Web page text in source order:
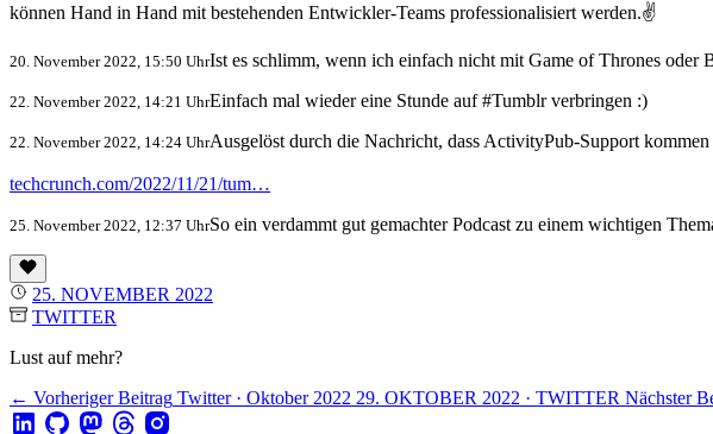
können Hand in Hand mit bestehenden Entwickler-Teams professionalisiert werden.✌️
20. November 2022, 15:50 UhrIst es schlimm, wenn ich einfach nicht mit Game of Thrones oder
22. November 2022, 14:21 UhrEinfach mal wieder eine Stunde auf #Tumblr verbringen :)
22. November 2022, 14:24 UhrAusgelöst durch die Nachricht, dass ActivityPub-Support
techcrunch.com/2022/11/21/tum…
25. November 2022, 12:37 UhrSo ein verdammt gut gemachter Podcast zu einem wichtigen
25. NOVEMBER 2022
TWITTER
Lust auf mehr?
← Vorheriger Beitrag Twitter · Oktober 2022 29. OKTOBER 2022 · TWITTER Nächster